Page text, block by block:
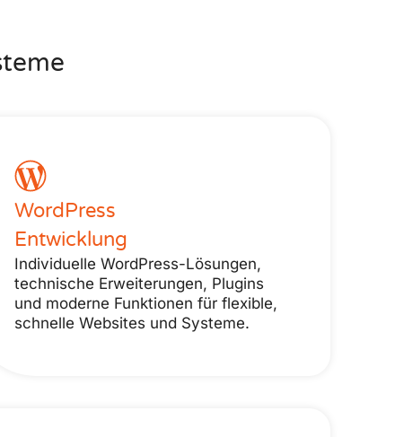
WordPress
Entwicklung
Individuelle WordPress-Lösungen,
technische Erweiterungen, Plugins
und moderne Funktionen für flexible,
schnelle Websites und Systeme.